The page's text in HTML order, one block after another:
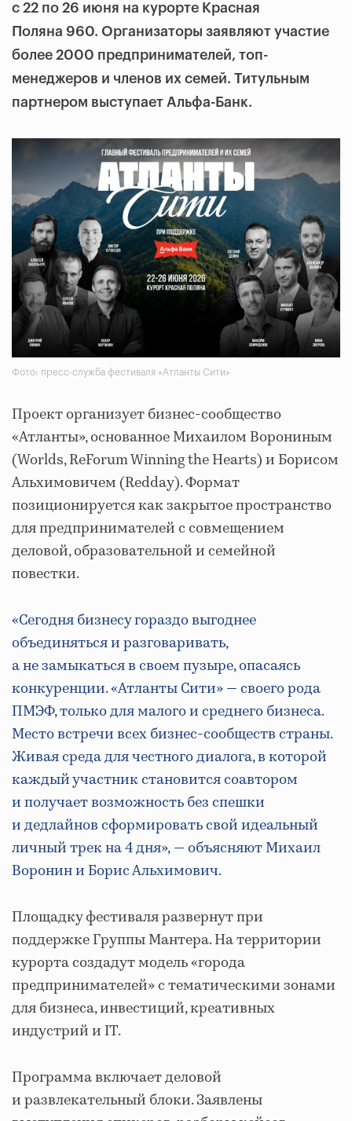
с 22 по 26 июня на курорте Красная
Поляна 960. Организаторы заявляют участие
более 2000 предпринимателей, топ-
менеджеров и членов их семей. Титульным
партнером выступает Альфа-Банк.
Фото: пресс-служба фестиваля «Атланты Сити»
Проект организует бизнес-сообщество
«Атланты», основанное Михаилом Ворониным
(Worlds, ReForum Winning the Hearts) и Борисом
Альхимовичем (Redday). Формат
позиционируется как закрытое пространство
для предпринимателей с совмещением
деловой, образовательной и семейной
повестки.
«Сегодня бизнесу гораздо выгоднее
объединяться и разговаривать,
а не замыкаться в своем пузыре, опасаясь
конкуренции. «Атланты Сити» — своего рода
ПМЭФ, только для малого и среднего бизнеса.
Место встречи всех бизнес-сообществ страны.
Живая среда для честного диалога, в которой
каждый участник становится соавтором
и получает возможность без спешки
и дедлайнов сформировать свой идеальный
личный трек на 4 дня»,— объясняют Михаил
Воронин и Борис Альхимович.
Площадку фестиваля развернут при
поддержке Группы Мантера. На территории
курорта создадут модель «города
предпринимателей» с тематическими зонами
для бизнеса, инвестиций, креативных
индустрий и IT.
Программа включает деловой
и развлекательный блоки. Заявлены